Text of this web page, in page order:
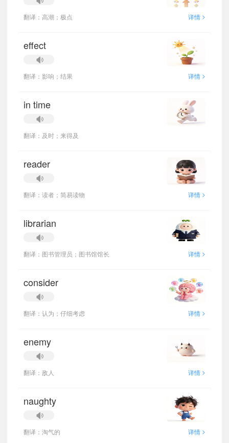
翻译：高潮；极点 详情 >
effect
翻译：影响；结果 详情 >
in time
翻译：及时；来得及
reader
翻译：读者；简易读物 详情 >
librarian
翻译：图书管理员；图书馆馆长 详情 >
consider
翻译：认为；仔细考虑 详情 >
enemy
翻译：敌人 详情 >
naughty
翻译：淘气的 详情 >